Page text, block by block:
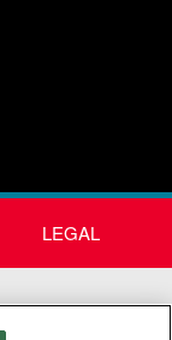
LEGAL